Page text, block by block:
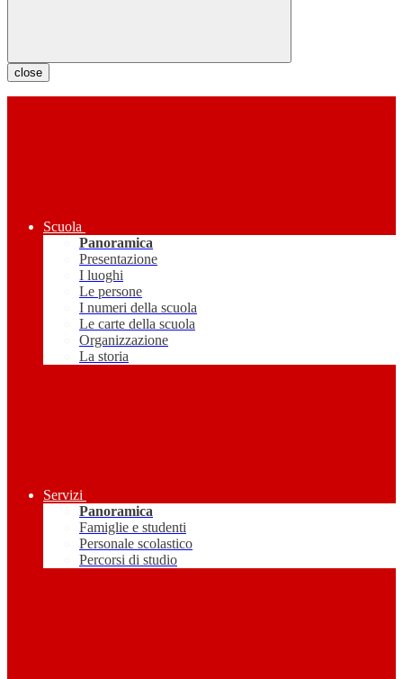
close
Scuola
Panoramica
Presentazione
I luoghi
Le persone
I numeri della scuola
Le carte della scuola
Organizzazione
La storia
Servizi
Panoramica
Famiglie e studenti
Personale scolastico
Percorsi di studio